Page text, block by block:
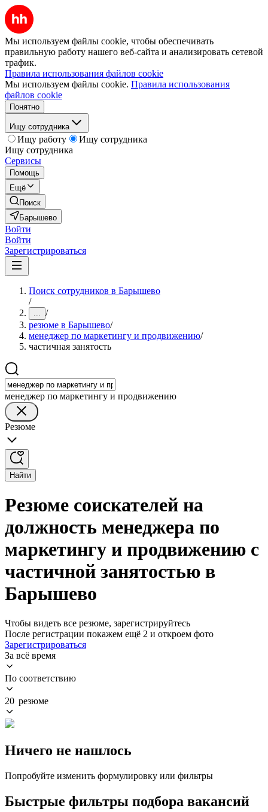
Мы используем файлы cookie, чтобы обеспечивать
правильную работу нашего веб-сайта и анализировать сетевой
трафик.
Правила использования файлов cookie
Мы используем файлы cookie. Правила использования
файлов cookie
Понятно
Ищу сотрудника
Ищу работу
Ищу сотрудника
Ищу сотрудника
Сервисы
Помощь
Ещё
Поиск
Барышево
Войти
Войти
Зарегистрироваться
Поиск сотрудников в Барышево
/
... /
резюме в Барышево/
менеджер по маркетингу и продвижению/
частичная занятость
менеджер по маркетингу и продвижению
Резюме
Найти
Резюме соискателей на
должность менеджера по
маркетингу и продвижению с
частичной занятостью в
Барышево
Чтобы видеть все резюме, зарегистрируйтесь
После регистрации покажем ещё 2 и откроем фото
Зарегистрироваться
За всё время
По соответствию
20 резюме
Ничего не нашлось
Попробуйте изменить формулировку или фильтры
Быстрые фильтры подбора вакансий